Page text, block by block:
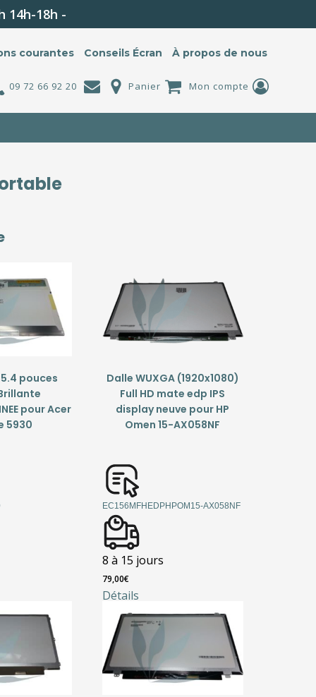
14h-18h -
courantes Conseils Écran À propos de nous
09 72 66 92 20 Panier Mon compte
pouces
pour Acer
5930
Détails
Dalle WUXGA (1920x1080)
Full HD mate edp IPS
display neuve pour HP
Omen 15-AX058NF
EC156MFHEDPHPOM15-AX058NF
8 à 15 jours
79,00€